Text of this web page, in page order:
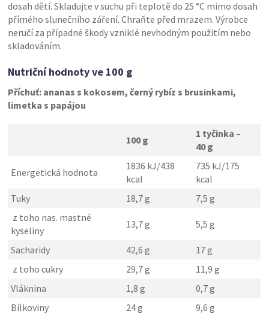
dosah dětí. Skladujte v suchu při teplotě do 25 °C mimo dosah
přímého slunečního záření. Chraňte před mrazem. Výrobce
neručí za případné škody vzniklé nevhodným použitím nebo
skladováním.
Nutriční hodnoty ve 100 g
Příchuť: ananas s kokosem, černý rybíz s brusinkami,
limetka s papájou
100 g
1 tyčinka –
40 g
Energetická hodnota
1836 kJ/438
kcal
735 kJ/175
kcal
Tuky
18,7 g
7,5 g
z toho nas. mastné
kyseliny
13,7 g 5,5 g
Sacharidy 42,6 g
17 g
z toho cukry
29,7 g
11,9 g
Vláknina
1,8 g
0,7 g
Bílkoviny
24 g
9,6 g